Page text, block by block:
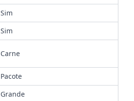
Sim
Sim
Carne
Pacote
Grande